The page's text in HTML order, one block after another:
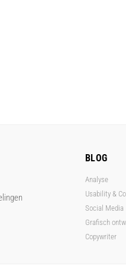
BLOG
Analyse
Usability &
Social Media
Grafisch
Copywriter